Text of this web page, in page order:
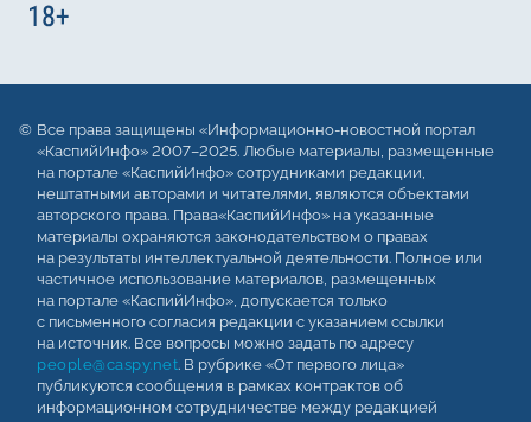
Все права защищены «Информационно-новостной портал
«КаспийИнфо» 2007–2025. Любые материалы, размещенные
на портале «КаспийИнфо» сотрудниками редакции,
нештатными авторами и читателями, являются объектами
авторского права. Права«КаспийИнфо» на указанные
материалы охраняются законодательством о правах
на результаты интеллектуальной деятельности. Полное или
частичное использование материалов, размещенных
на портале «КаспийИнфо», допускается только
с письменного согласия редакции с указанием ссылки
на источник. Все вопросы можно задать по адресу
people@caspy.net. В рубрике «От первого лица»
публикуются сообщения в рамках контрактов об
информационном сотрудничестве между редакцией